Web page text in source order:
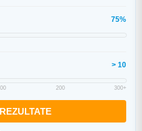
75%
> 10
200 300+